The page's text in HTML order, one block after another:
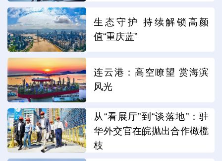
生态守护 持续解锁高颜
值“重庆蓝”
连云港：高空瞭望 赏海滨
风光
从“看展厅”到“谈落地”：驻
华外交官在皖抛出合作橄榄
枝